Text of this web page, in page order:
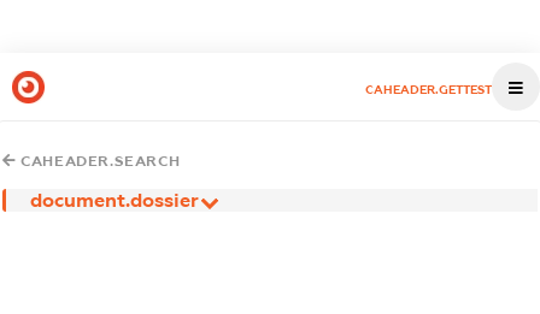
CAHEADER.GETTEST
CAHEADER.SEARCH
document.dossier